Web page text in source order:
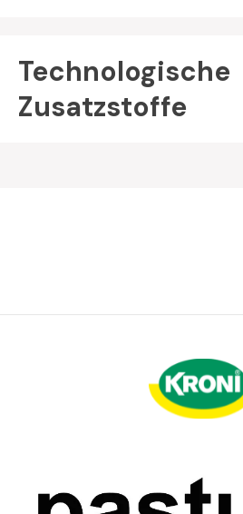
Technologische
Zusatzstoffe